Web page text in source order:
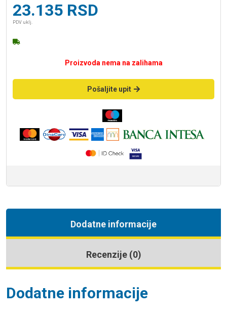
23.135 RSD
PDV uklj.
Proizvoda nema na zalihama
Pošaljite upit
Dodatne informacije
Recenzije (0)
Dodatne informacije